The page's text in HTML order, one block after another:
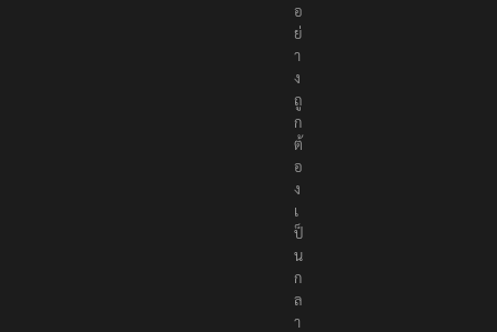
อ
ย่
า
ง
ถู
ก
ต้
อ
ง
เ
ป็
น
ก
ล
า